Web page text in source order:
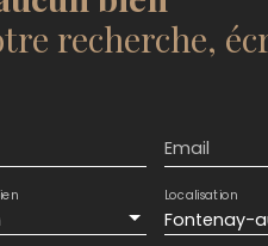
recherche,
Email
Localisation